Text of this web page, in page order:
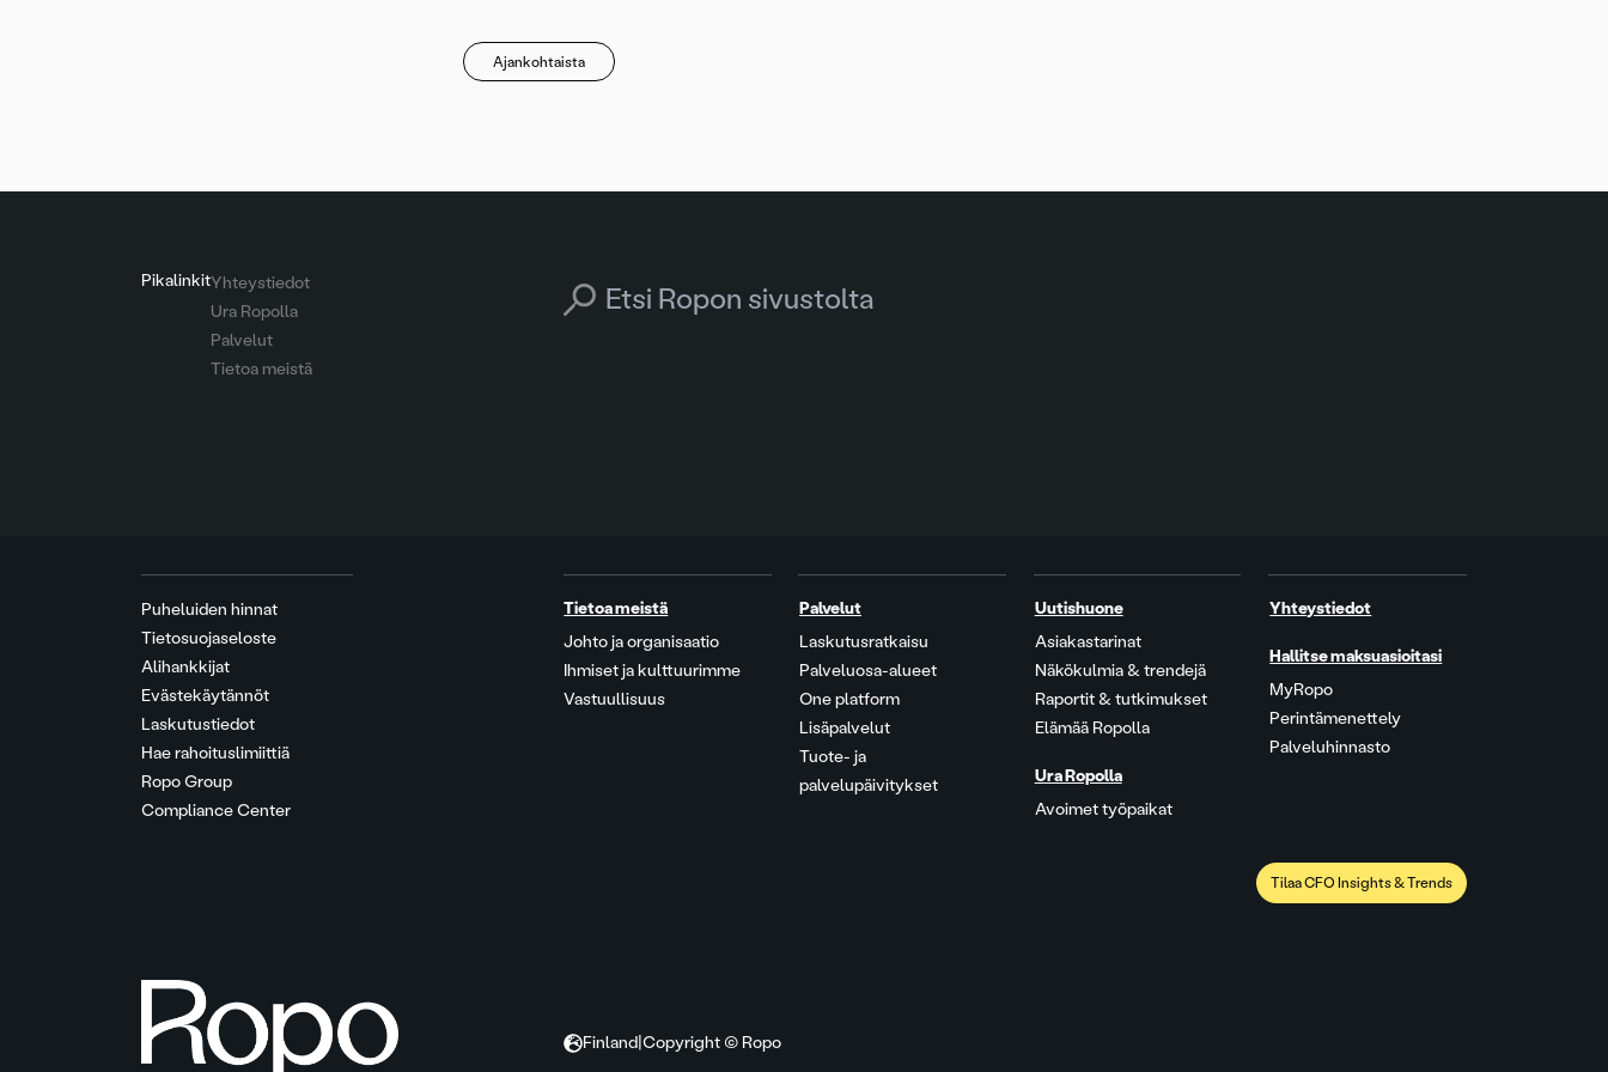
Ajankohtaista
PikalinkitYhteystiedot
Ura Ropolla
Palvelut
Tietoa meistä
Search for:
Puheluiden hinnat
Tietosuojaseloste
Alihankkijat
Evästekäytännöt
Laskutustiedot
Hae rahoituslimiittiä
Ropo Group
Compliance Center
Tietoa meistä
Johto ja organisaatio
Ihmiset ja kulttuurimme
Vastuullisuus
Palvelut
Laskutusratkaisu
Palveluosa-alueet
One platform
Lisäpalvelut
Tuote- ja
palvelupäivitykset
Uutishuone
Asiakastarinat
Näkökulmia & trendejä
Raportit & tutkimukset
Elämää Ropolla
Ura Ropolla
Avoimet työpaikat
Yhteystiedot
Hallitse maksuasioitasi
MyRopo
Perintämenettely
Palveluhinnasto
Tilaa CFO Insights & Trends
Finland |Copyright © Ropo